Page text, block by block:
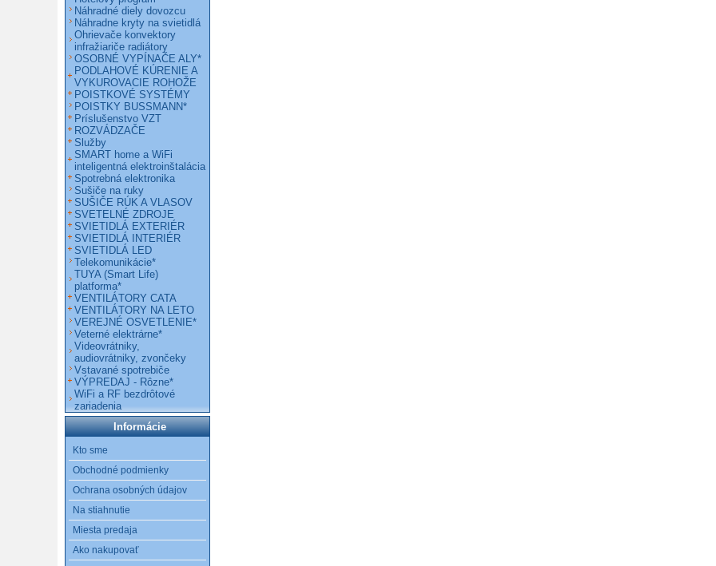
Náhradné diely dovozcu
Náhradne kryty na svietidlá
Ohrievače konvektory
infražiariče radiátory
OSOBNÉ VYPÍNAČE ALY*
PODLAHOVÉ KÚRENIE A
VYKUROVACIE ROHOŽE
POISTKOVÉ SYSTÉMY
POISTKY BUSSMANN*
Príslušenstvo VZT
ROZVÁDZAČE
Služby
SMART home a WiFi
inteligentná elektroinštalácia
Spotrebná elektronika
Sušiče na ruky
SUŠIČE RÚK A VLASOV
SVETELNÉ ZDROJE
SVIETIDLÁ EXTERIÉR
SVIETIDLÁ INTERIÉR
SVIETIDLÁ LED
Telekomunikácie*
TUYA (Smart Life)
platforma*
VENTILÁTORY CATA
VENTILÁTORY NA LETO
VEREJNÉ OSVETLENIE*
Veterné elektrárne*
Videovrátniky,
audiovrátniky, zvončeky
Vstavané spotrebiče
VÝPREDAJ - Rôzne*
WiFi a RF bezdrôtové
zariadenia
Informácie
Kto sme
Obchodné podmienky
Ochrana osobných údajov
Na stiahnutie
Miesta predaja
Ako nakupovať